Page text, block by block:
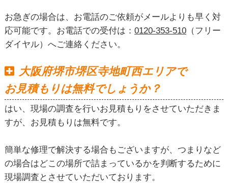
お急ぎの場合は、お電話のご依頼がメールよりも早く対
応可能です。お電話での受付は： 0120-353-510（フリー
ダイヤル）へご連絡ください。
大阪府堺市堺区寺地町西エリアで
お見積もりは無料でしょうか？
はい、現場の調査を行いお見積もりをさせていただきま
すが、お見積もりは無料です。
簡単な修理で解決する場合もございますが、つまりなど
の場合はどこの場所で詰まっているかを判断するために
現場調査とさせていただいております。